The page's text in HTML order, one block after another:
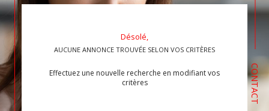
CONTACT
Désolé,
AUCUNE ANNONCE TROUVÉE SELON VOS CRITÈRES
Effectuez une nouvelle recherche en modifiant vos
critères